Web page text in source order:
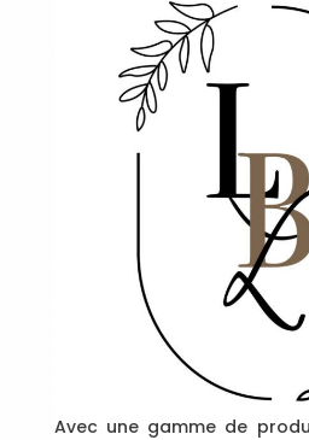
Avec une gamme de